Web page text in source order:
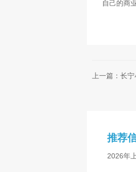
自己的商
上一篇：长
推荐
2026年